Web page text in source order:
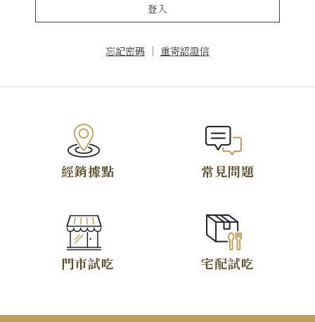
登入
忘記密碼 ｜ 重寄認證信
經銷據點 常見問題
門市試吃 宅配試吃